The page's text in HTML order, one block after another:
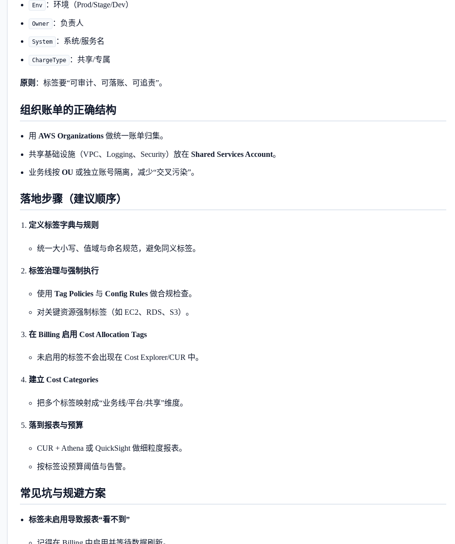
Env ：环境（Prod/Stage/Dev）
Owner ：负责人
System ：系统/服务名
ChargeType ：共享/专属
原则 ：标签要“可审计、可落账、可追责”。
组织账单的正确结构
用 AWS Organizations做统一账单归集。
共享基础设施（VPC、Logging、Security）放在 Shared Services Account。
业务线按 OU 或独立账号隔离，减少“交叉污染”。
落地步骤（建议顺序）
定义标签字典与规则
统一大小写、值域与命名规范，避免同义标签。
标签治理与强制执行
使用 Tag Policies 与 Config Rules 做合规检查。
对关键资源强制标签（如 EC2、RDS、S3）。
在 Billing 启用 Cost Allocation Tags
未启用的标签不会出现在 Cost Explorer/CUR 中。
建立 Cost Categories
把多个标签映射成“业务线/平台/共享”维度。
落到报表与预算
CUR + Athena 或 QuickSight 做细粒度报表。
按标签设预算阈值与告警。
常见坑与规避方案
标签未启用导致报表“看不到”